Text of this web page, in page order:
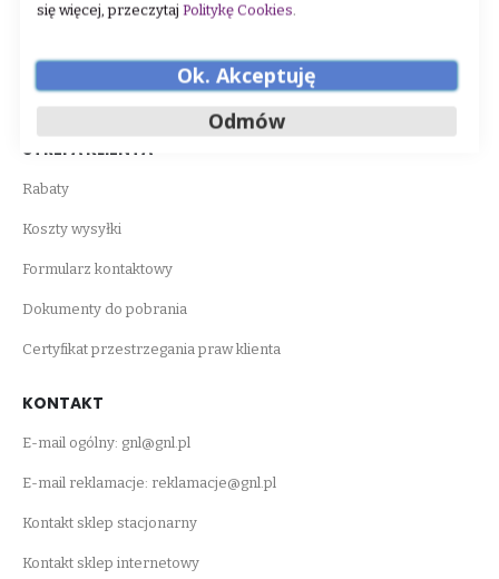
Zwroty i reklamacje
Polityka prywatności
Sklep stacjonarny
STREFA KLIENTA
Rabaty
Koszty wysyłki
Formularz kontaktowy
Dokumenty do pobrania
Certyfikat przestrzegania praw klienta
KONTAKT
E-mail ogólny: gnl@gnl.pl
E-mail reklamacje: reklamacje@gnl.pl
Kontakt sklep stacjonarny
Kontakt sklep internetowy
się więcej, przeczytaj Politykę Cookies.
Ok. Akceptuję
Odmów